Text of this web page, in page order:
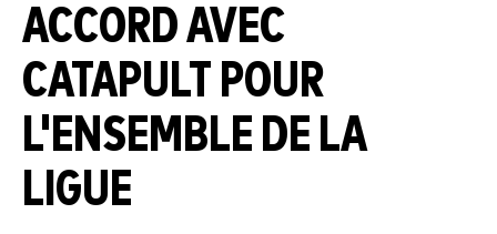
ACCORD AVEC
CATAPULT POUR
L'ENSEMBLE DE LA
LIGUE